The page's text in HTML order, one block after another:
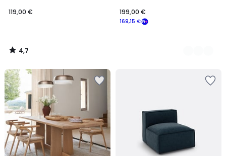
119,00 €
4,7
/
169,15 €
199,00 €